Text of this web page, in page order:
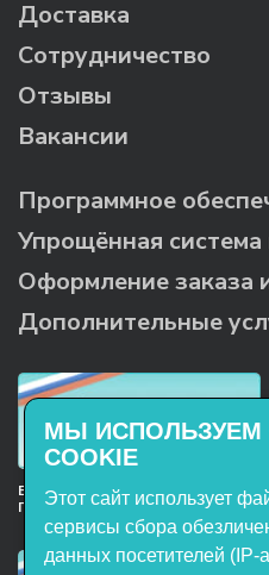
Доставка
Сотрудничество
Отзывы
Вакансии
Программное
Упрощённая
Оформление заказа
Дополнительные
Включён в реестр Российского
ПО
МЫ
COOKIE
Этот сайт использует
сервисы сбора
данных посетителей